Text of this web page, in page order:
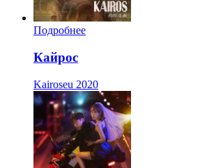
Подробнее
Кайрос
Kairoseu 2020